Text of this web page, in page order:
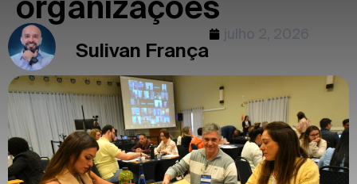
Sulivan França
julho 2, 2026